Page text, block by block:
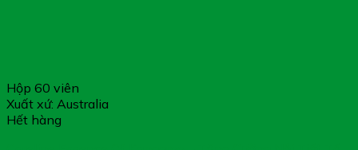
Hộp 60 viên
Xuất xứ: Australia
Hết hàng